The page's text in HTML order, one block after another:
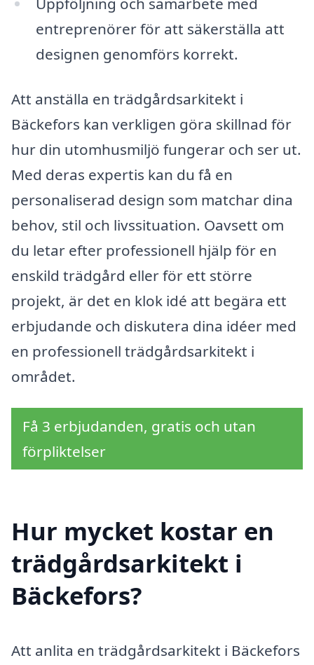
entreprenörer för att säkerställa att
designen genomförs korrekt.
Att anställa en trädgårdsarkitekt i
Bäckefors kan verkligen göra skillnad för
hur din utomhusmiljö fungerar och ser ut.
Med deras expertis kan du få en
personaliserad design som matchar dina
behov, stil och livssituation. Oavsett om
du letar efter professionell hjälp för en
enskild trädgård eller för ett större
projekt, är det en klok idé att begära ett
erbjudande och diskutera dina idéer med
en professionell trädgårdsarkitekt i
området.
Få 3 erbjudanden, gratis och utan
förpliktelser
Hur mycket kostar en
trädgårdsarkitekt i
Bäckefors?
Att anlita en trädgårdsarkitekt i Bäckefors